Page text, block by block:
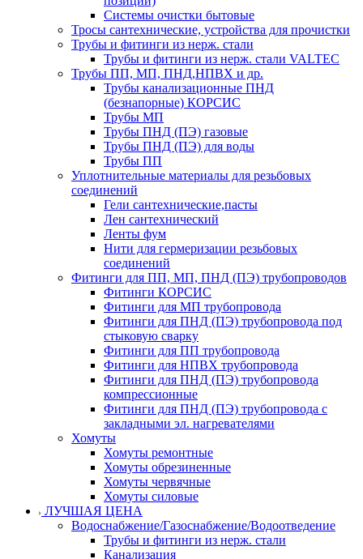
Системы очистки бытовые
Тросы сантехнические, устройства для прочистки
Трубы и фитинги из нерж. стали
Трубы и фитинги из нерж. стали VALTEC
Трубы ПП, МП, ПНД,НПВХ и др.
Трубы канализационные ПНД
(безнапорные) КОРСИС
Трубы МП
Трубы ПНД (ПЭ) газовые
Трубы ПНД (ПЭ) для воды
Трубы ПП
Уплотнительные материалы для резьбовых
соединений
Гели сантехнические,пасты
Лен сантехнический
Ленты фум
Нити для гермеризации резьбовых
соединений
Фитинги для ПП, МП, ПНД (ПЭ) трубопроводов
Фитинги КОРСИС
Фитинги для МП трубопровода
Фитинги для ПНД (ПЭ) трубопровода под
стыковую сварку
Фитинги для ПП трубопровода
Фитинги для НПВХ трубопровода
Фитинги для ПНД (ПЭ) трубопровода
компрессионные
Фитинги для ПНД (ПЭ) трубопровода с
закладными эл. нагревателями
Хомуты
Хомуты ремонтные
Хомуты обрезиненные
Хомуты червячные
Хомуты силовые
ЛУЧШАЯ ЦЕНА
Водоснабжение/Газоснабжение/Водоотведение
Трубы и фитинги из нерж. стали
Канализация